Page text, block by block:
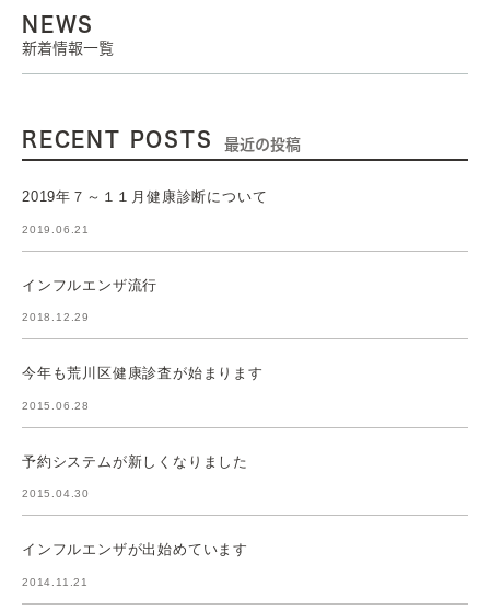
NEWS
新着情報一覧
RECENT POSTS 最近の投稿
2019年７～１１月健康診断について
2019.06.21
インフルエンザ流行
2018.12.29
今年も荒川区健康診査が始まります
2015.06.28
予約システムが新しくなりました
2015.04.30
インフルエンザが出始めています
2014.11.21